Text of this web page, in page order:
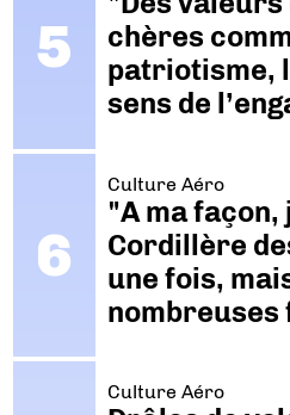
chères
patriotisme,
sens de
Culture Aéro
"A ma façon,
Cordillère
une fois,
nombreuses
Culture Aéro